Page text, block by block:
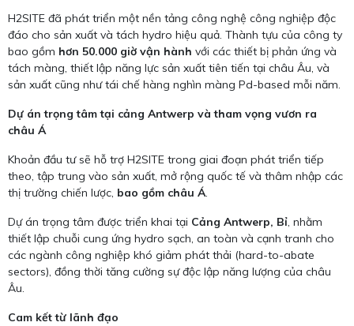
H2SITE đã phát triển một nền tảng công nghệ công nghiệp độc
đáo cho sản xuất và tách hydro hiệu quả. Thành tựu của công ty
bao gồm hơn 50.000 giờ vận hành với các thiết bị phản ứng và
tách màng, thiết lập năng lực sản xuất tiên tiến tại châu Âu, và
sản xuất cũng như tái chế hàng nghìn màng Pd-based mỗi năm.
Dự án trọng tâm tại cảng Antwerp và tham vọng vươn ra
châu Á
Khoản đầu tư sẽ hỗ trợ H2SITE trong giai đoạn phát triển tiếp
theo, tập trung vào sản xuất, mở rộng quốc tế và thâm nhập các
thị trường chiến lược, bao gồm châu Á.
Dự án trọng tâm được triển khai tại Cảng Antwerp, Bỉ, nhằm
thiết lập chuỗi cung ứng hydro sạch, an toàn và cạnh tranh cho
các ngành công nghiệp khó giảm phát thải (hard-to-abate
sectors), đồng thời tăng cường sự độc lập năng lượng của châu
Âu.
Cam kết từ lãnh đạo